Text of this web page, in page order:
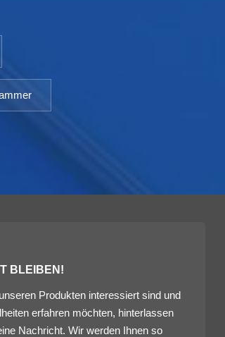
BLEIBEN!
Produkten interessiert sind und
erfahren möchten, hinterlassen
Nachricht. Wir werden Ihnen so